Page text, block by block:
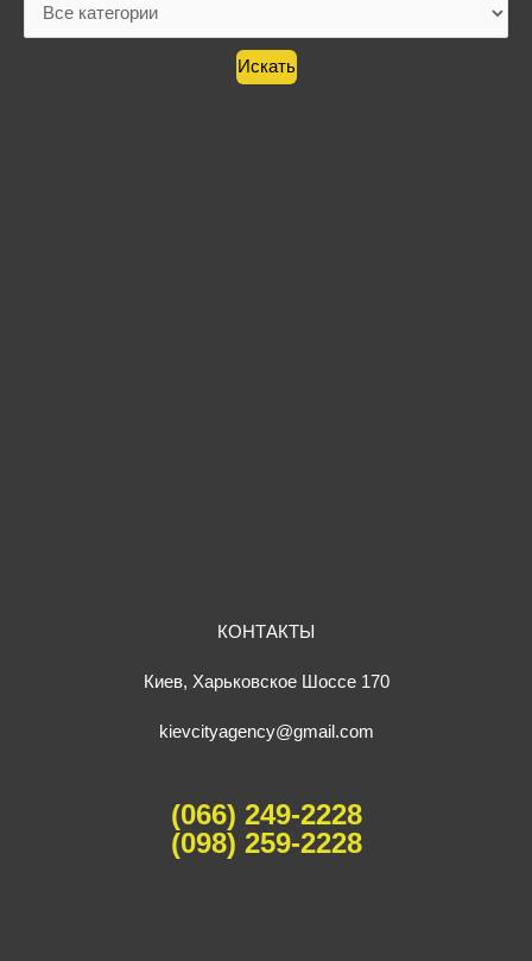
КОНТАКТЫ
Киев, Харьковское Шоссе 170
kievcityagency@gmail.com
(066) 249-2228
(098) 259-2228